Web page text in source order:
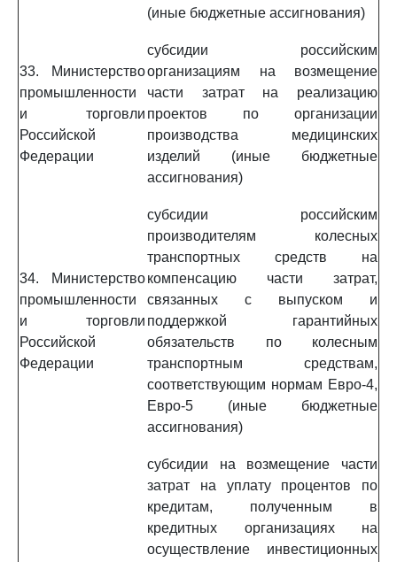
(иные бюджетные ассигнования)
33. Министерство
промышленности
и торговли
Российской
Федерации
субсидии российским
организациям на возмещение
части затрат на реализацию
проектов по организации
производства медицинских
изделий (иные бюджетные
ассигнования)
34. Министерство
промышленности
и торговли
Российской
Федерации
субсидии российским
производителям колесных
транспортных средств на
компенсацию части затрат,
связанных с выпуском и
поддержкой гарантийных
обязательств по колесным
транспортным средствам,
соответствующим нормам Евро-4,
Евро-5 (иные бюджетные
ассигнования)
субсидии на возмещение части
затрат на уплату процентов по
кредитам, полученным в
кредитных организациях на
осуществление инвестиционных